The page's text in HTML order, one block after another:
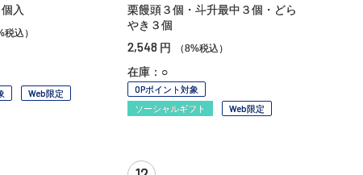
入
税込）
Web限定
栗饅頭３個・斗升最中３個・どら
やき３個
2,548 円 （8%税込）
在庫：○
OPポイント対象
ソーシャルギフト
Web限定